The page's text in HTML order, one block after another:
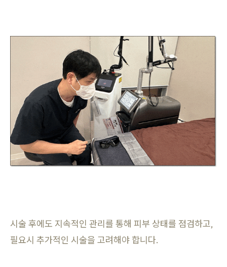
시술 후에도 지속적인 관리를 통해 피부 상태를 점검하고,
필요시 추가적인 시술을 고려해야 합니다.